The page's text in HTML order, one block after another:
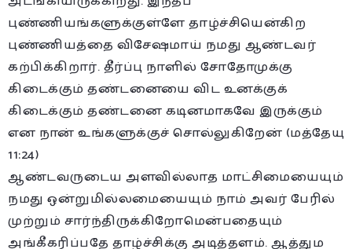
புண்ணியங்களுக்குள்ளே தாழ்ச்சியென்கிற
புண்ணியத்தை விசேஷமாய் நமது ஆண்டவர்
கற்பிக்கிறார். தீர்ப்பு நாளில் சோதோமுக்கு
கிடைக்கும் தண்டனையை விட உனக்குக்
கிடைக்கும் தண்டனை கடினமாகவே இருக்கும்
என நான் உங்களுக்குச் சொல்லுகிறேன் (மத்தேயு
11:24)
ஆண்டவருடைய அளவில்லாத மாட்சிமையையும்
நமது ஒன்றுமில்லமையையும் நாம் அவர் பேரில்
முற்றும் சார்ந்திருக்கிறோமென்பதையும்
அங்கீகரிப்பதே தாழ்ச்சிக்கு அடித்தளம். ஆத்தும